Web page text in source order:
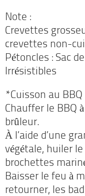
Note :
Crevettes
crevettes non-
Pétoncles : Sac
Irrésistibles
*Cuisson au BBQ
Chauffer le BBQ
brûleur.
À l’aide d’une
végétale, huiler
brochettes
Baisser le feu à
retourner, les